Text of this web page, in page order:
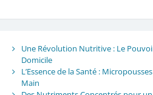
Une Révolution Nutritive : Le
Domicile
L’Essence de la Santé :
Main